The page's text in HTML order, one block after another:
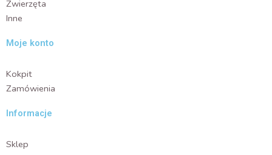
Zwierzęta
Inne
Moje konto
Kokpit
Zamówienia
Informacje
Sklep